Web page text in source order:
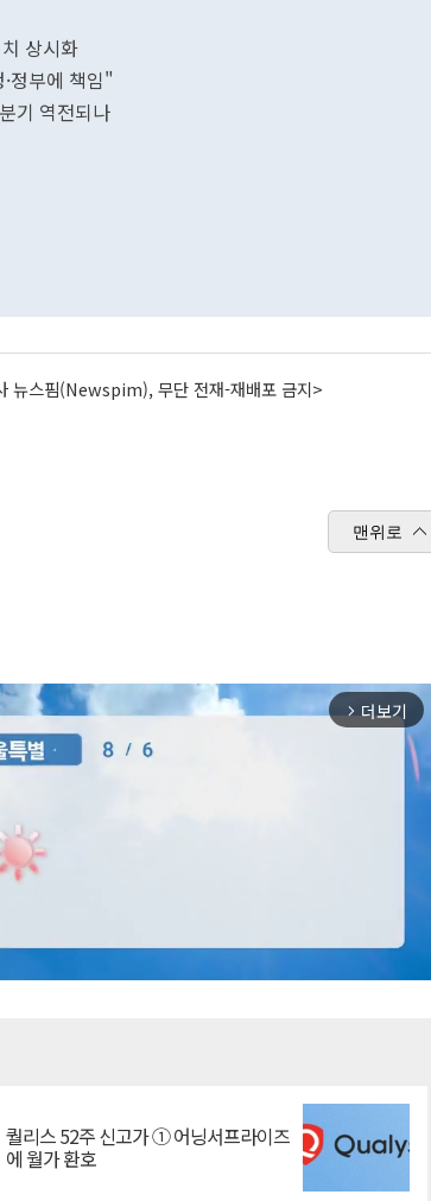
상시화
정부에 책임"
기 역전되나
뉴스핌(Newspim), 무단 전재-재배포 금지>
맨위로
arrow_forward_ios 더보기
퀄리스 52주 신고가 ① 어닝서프라이즈
에 월가 환호